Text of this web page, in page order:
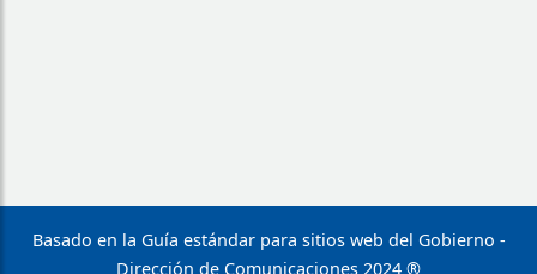
Basado en la Guía estándar para sitios web del Gobierno -
Dirección de Comunicaciones 2024 ®